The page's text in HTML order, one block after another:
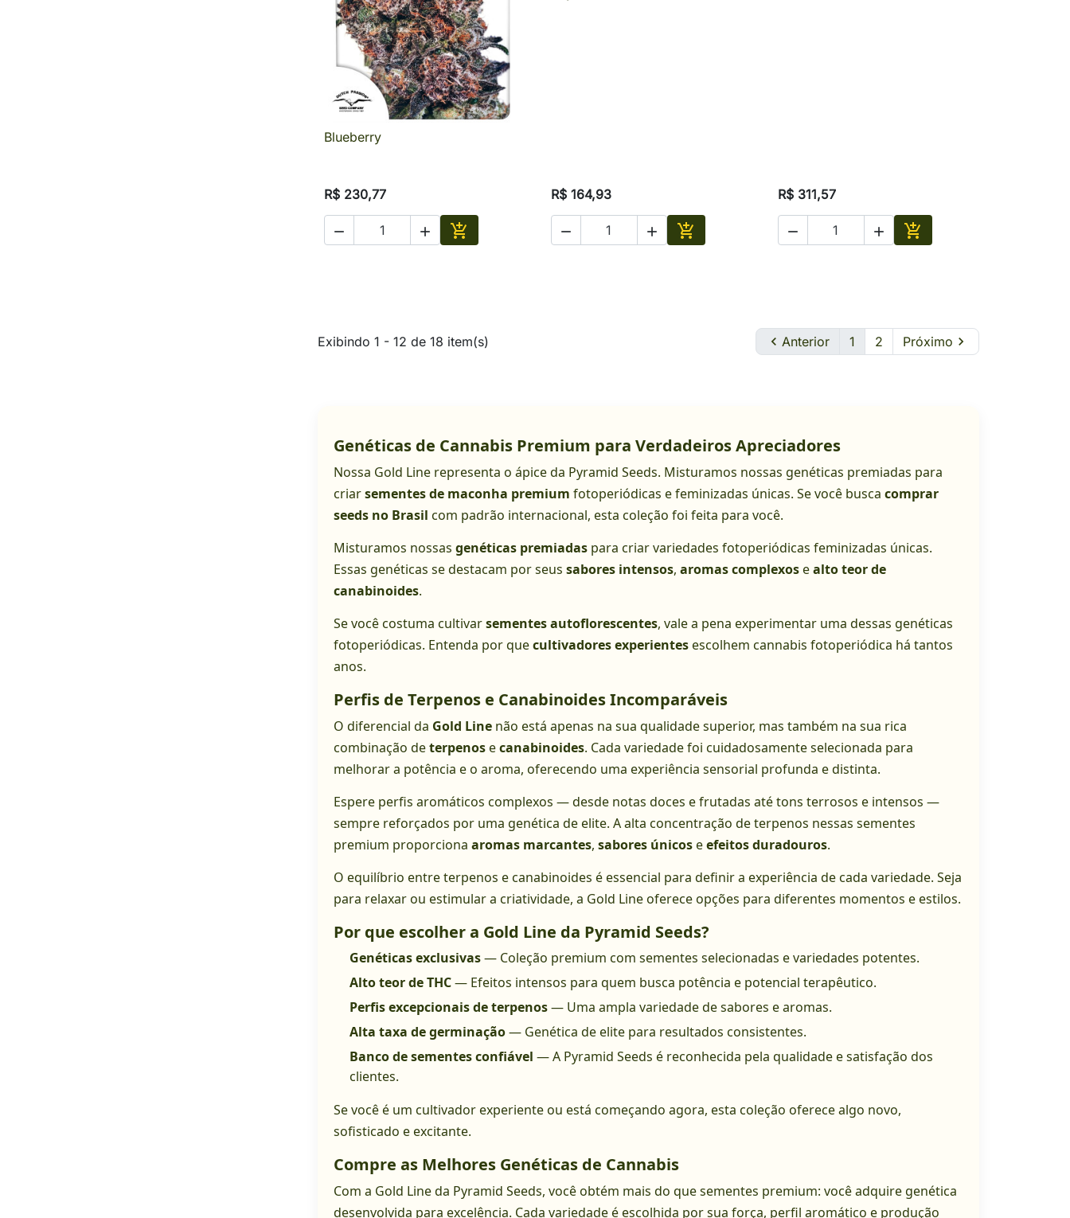
 Visualização rápida
Blueberry
R$ 230,77
  
Adicionar
R$ 164,93
  
Adicionar
R$ 311,57
  
Adicionar
Exibindo 1 - 12 de 18 item(s)  Anterior 1 2 Próximo 
Genéticas de Cannabis Premium para Verdadeiros Apreciadores
Nossa Gold Line representa o ápice da Pyramid Seeds. Misturamos nossas genéticas premiadas para
criarsementes de maconha premium fotoperiódicas e feminizadas únicas. Se você busca comprar
seeds no Brasil com padrão internacional, esta coleção foi feita para você.
Misturamos nossas genéticas premiadas para criar variedades fotoperiódicas feminizadas únicas.
Essas genéticas se destacam por seus sabores intensos, aromas complexosealto teor de
canabinoides.
Se você costuma cultivarsementes autoflorescentes, vale a pena experimentar uma dessas genéticas
fotoperiódicas. Entenda por quecultivadores experientesescolhem cannabis fotoperiódica há tantos
anos.
Perfis de Terpenos e Canabinoides Incomparáveis
O diferencial da Gold Line não está apenas na sua qualidade superior, mas também na sua rica
combinação deterpenosecanabinoides. Cada variedade foi cuidadosamente selecionada para
melhorar a potência e o aroma, oferecendo uma experiência sensorial profunda e distinta.
Espere perfis aromáticos complexos — desde notas doces e frutadas até tons terrosos e intensos —
sempre reforçados por uma genética de elite. A alta concentração de terpenos nessas sementes
premium proporciona aromas marcantes, sabores únicoseefeitos duradouros.
O equilíbrio entre terpenos e canabinoides é essencial para definir a experiência de cada variedade. Seja
para relaxar ou estimular a criatividade, a Gold Line oferece opções para diferentes momentos e estilos.
Por que escolher a Gold Line da Pyramid Seeds?
Genéticas exclusivas— Coleção premium com sementes selecionadas e variedades potentes.
Alto teor de THC— Efeitos intensos para quem busca potência e potencial terapêutico.
Perfis excepcionais de terpenos— Uma ampla variedade de sabores e aromas.
Alta taxa de germinação— Genética de elite para resultados consistentes.
Banco de sementes confiável — A Pyramid Seeds é reconhecida pela qualidade e satisfação dos
clientes.
Se você é um cultivador experiente ou está começando agora, esta coleção oferece algo novo,
sofisticado e excitante.
Compre as Melhores Genéticas de Cannabis
Com a Gold Line da Pyramid Seeds, você obtém mais do que sementes premium: você adquire genética
desenvolvida para excelência. Cada variedade é escolhida por sua força, perfil aromático e produção